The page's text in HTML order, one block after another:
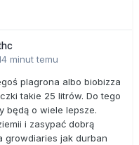
minut temu
plagrona albo biobizza
takie 25 litrów. Do tego
będą o wiele lepsze.
i zasypać dobrą
growdiaries jak durban